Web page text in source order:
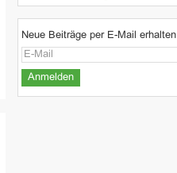
Neue Beiträge per E-Mail erhalten